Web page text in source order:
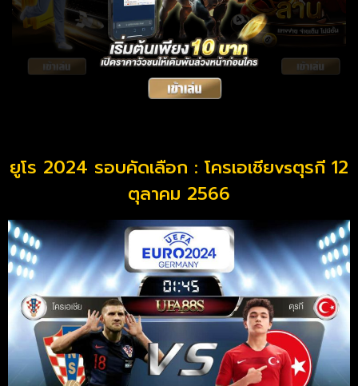
ยูโร 2024 รอบคัดเลือก : โครเอเชียvsตุรกี 12
ตุลาคม 2566